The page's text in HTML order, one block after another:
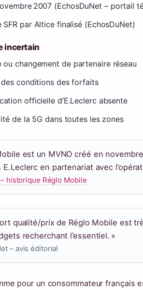
2007 (EchosDuNet – portail
SFR par Altice finalisé (EchosDuNet)
incertain
ou changement de partenaire réseau
conditions des forfaits
officielle d’E.Leclerc absente
de la 5G dans toutes les zones
est un MVNO créé en
E.Leclerc en partenariat avec
historique Réglo Mobile
qualité/prix de Réglo Mobile est
recherchant l’essentiel. »
– avis éditorial
pour un consommateur français